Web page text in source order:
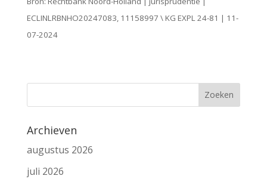
ECLINLRBNHO20247083, 11158997 \ KG EXPL 24-81 | 11-
07-2024
Archieven
augustus 2026
juli 2026